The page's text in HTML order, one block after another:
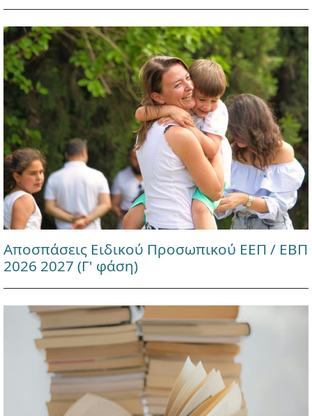
Αποσπάσεις Ειδικού Προσωπικού ΕΕΠ / ΕΒΠ
2026 2027 (Γ' φάση)